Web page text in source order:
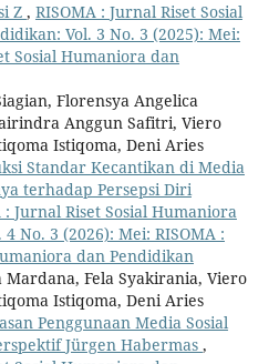
Z , RISOMA : Jurnal Riset Sosial
Vol. 3 No. 3 (2025): Mei:
Sosial Humaniora dan
Florensya Angelica
Anggun Safitri, Viero
Istiqoma, Deni Aries
Standar Kecantikan di Media
terhadap Persepsi Diri
: Jurnal Riset Sosial Humaniora
No. 3 (2026): Mei: RISOMA :
dan Pendidikan
Mardana, Fela Syakirania, Viero
Istiqoma, Deni Aries
Penggunaan Media Sosial
Jürgen Habermas ,